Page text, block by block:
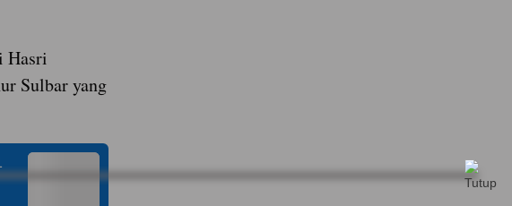
Hasri
Sulbar yang